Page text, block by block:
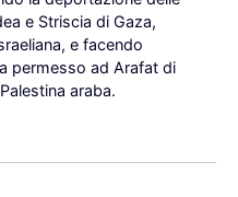
e Striscia di Gaza,
e facendo
permesso ad Arafat di
araba.